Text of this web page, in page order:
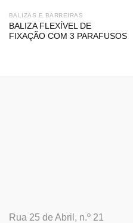
BALIZAS E BARREIRAS
BALIZA FLEXÍVEL DE
FIXAÇÃO COM 3 PARAFUSOS
Rua 25 de Abril, n.º 21